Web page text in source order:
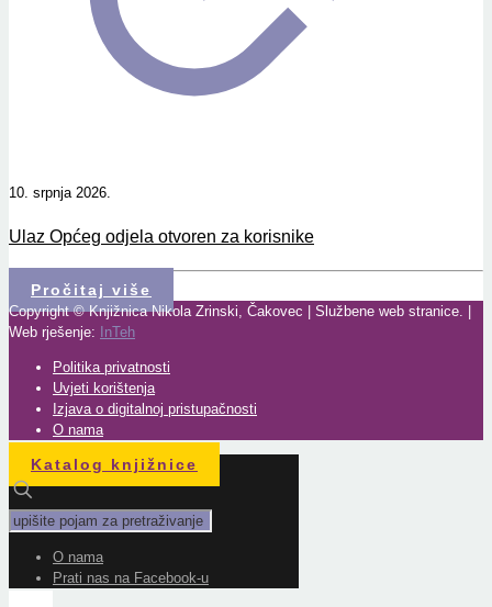
10. srpnja 2026.
Ulaz Općeg odjela otvoren za korisnike
Pročitaj više
Copyright © Knjižnica Nikola Zrinski, Čakovec | Službene web stranice. |
Web rješenje: InTeh
Politika privatnosti
Uvjeti korištenja
Izjava o digitalnoj pristupačnosti
O nama
Katalog knjižnice
O nama
Prati nas na Facebook-u